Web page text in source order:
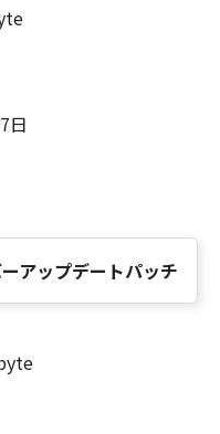
日
アップデートパッチ